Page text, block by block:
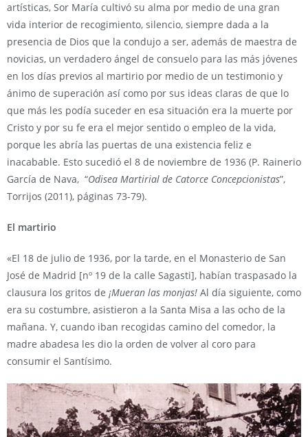
artísticas, Sor María cultivó su alma por medio de una gran
vida interior de recogimiento, silencio, siempre dada a la
presencia de Dios que la condujo a ser, además de maestra de
novicias, un verdadero ángel de consuelo para las más jóvenes
en los días previos al martirio por medio de un testimonio y
ánimo de superación así como por sus ideas claras de que lo
que más les podía suceder en esa situación era la muerte por
Cristo y por su fe era el mejor sentido o empleo de la vida,
porque les abría las puertas de una existencia feliz e
inacabable. Esto sucedió el 8 de noviembre de 1936 (P. Rainerio
García de Nava, “Odisea Martirial de Catorce Concepcionistas”,
Torrijos (2011), páginas 73-79).
El martirio
«El 18 de julio de 1936, por la tarde, en el Monasterio de San
José de Madrid [nº 19 de la calle Sagasti], habían traspasado la
clausura los gritos de ¡Mueran las monjas! Al día siguiente, como
era su costumbre, asistieron a la Santa Misa a las ocho de la
mañana. Y, cuando iban recogidas camino del comedor, la
madre abadesa les dio la orden de volver al coro para
consumir el Santísimo.